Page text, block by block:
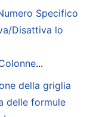
Specifico
Disattiva lo
...
della griglia
delle formule